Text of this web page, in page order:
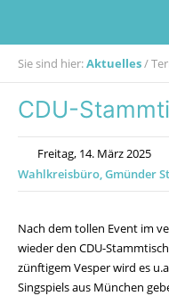
Sie sind hier:Aktuelles/
CDU-
Freitag, 14. März 2025
Wahlkreisbüro, Gmünder
Nach dem tollen Event im
wieder den CDU-
zünftigem Vesper wird es
Singspiels aus München